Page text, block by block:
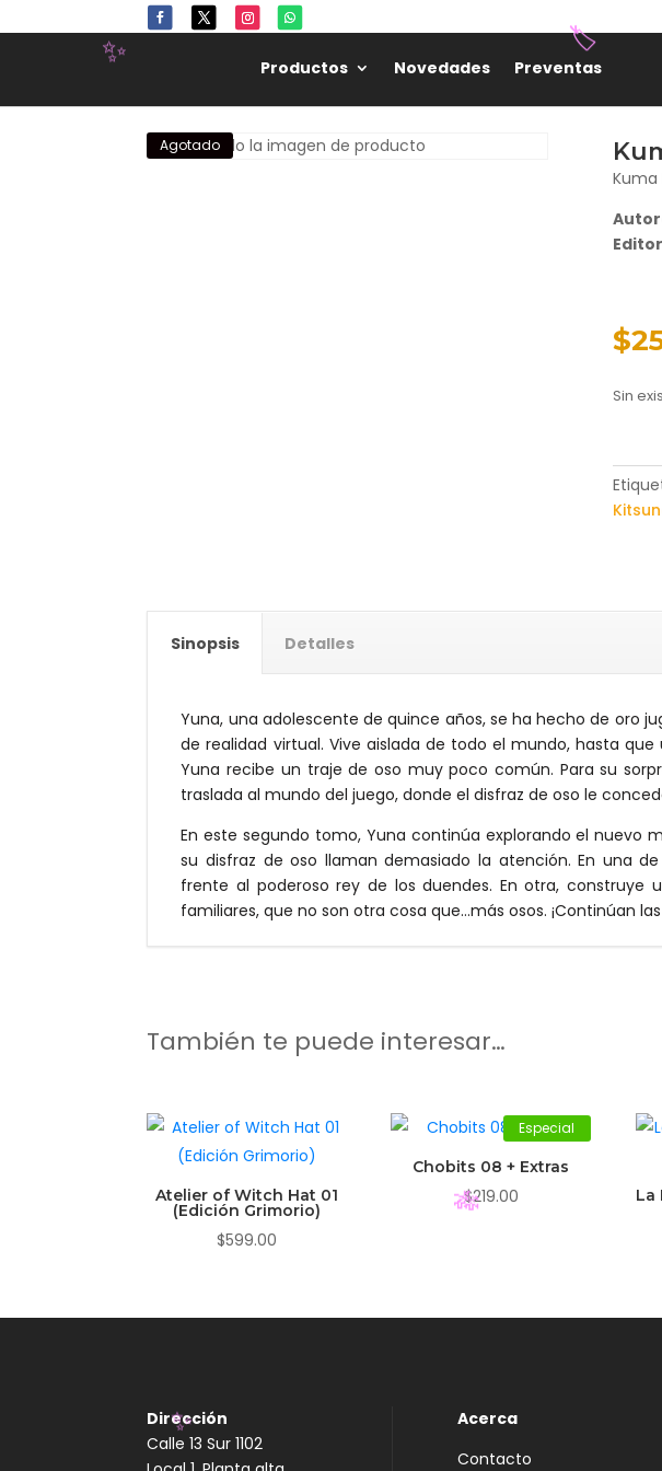
Productos Novedades Preventas
Agotado
Kuma
$
Sin
Sinopsis Detalles
Yuna, una adolescente de quince años, se ha hecho de oro
de realidad virtual. Vive aislada de todo el mundo, hasta
Yuna recibe un traje de oso muy poco común. Para su
traslada al mundo del juego, donde el disfraz de oso le
En este segundo tomo, Yuna continúa explorando el nuevo
su disfraz de oso llaman demasiado la atención. En una
frente al poderoso rey de los duendes. En otra, construye
familiares, que no son otra cosa que…más osos. ¡Continúan
También te puede interesar…
Atelier of Witch Hat 01
(Edición Grimorio)
$599.00
Especial
Chobits 08 + Extras
$219.00 La
Dirección
Calle 13 Sur 1102
Acerca
Contacto